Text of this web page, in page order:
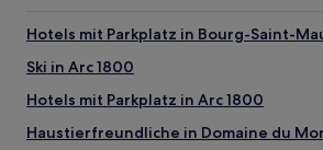
Hotels mit Parkplatz in Bourg-Saint-
Ski in Arc 1800
Hotels mit Parkplatz in Arc 1800
Haustierfreundliche in Domaine du